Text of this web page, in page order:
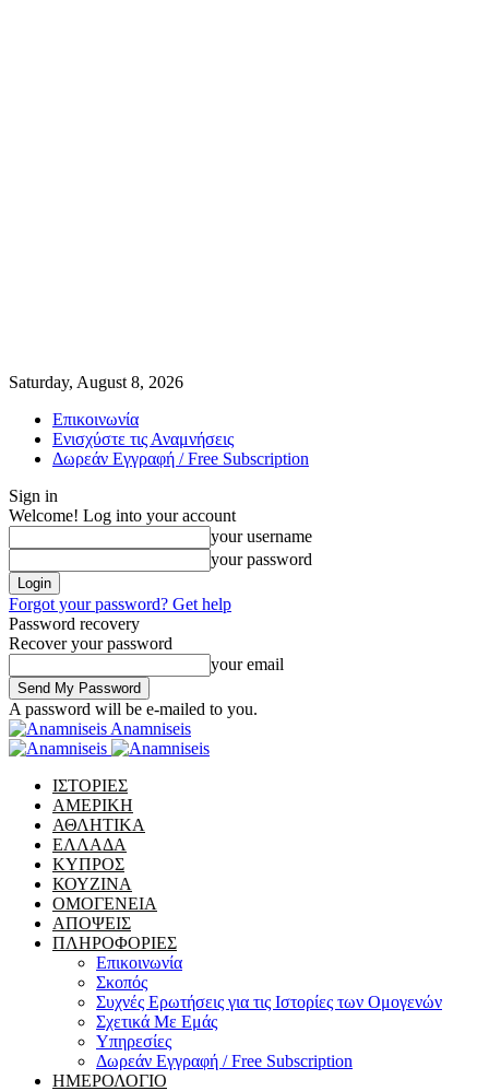
Saturday, August 8, 2026
Επικοινωνία
Ενισχύστε τις Αναμνήσεις
Δωρεάν Εγγραφή / Free Subscription
Sign in
Welcome! Log into your account
your username
your password
Forgot your password? Get help
Password recovery
Recover your password
your email
A password will be e-mailed to you.
Anamniseis
ΙΣΤΟΡΙΕΣ
ΑΜΕΡΙΚΗ
ΑΘΛΗΤΙΚΑ
ΕΛΛΑΔΑ
ΚΥΠΡΟΣ
ΚΟΥΖΙΝΑ
ΟΜΟΓΕΝΕΙΑ
ΑΠΟΨΕΙΣ
ΠΛΗΡΟΦΟΡΙΕΣ
Επικοινωνία
Σκοπός
Συχνές Ερωτήσεις για τις Ιστορίες των Ομογενών
Σχετικά Με Εμάς
Υπηρεσίες
Δωρεάν Εγγραφή / Free Subscription
ΗΜΕΡΟΛΟΓΙΟ